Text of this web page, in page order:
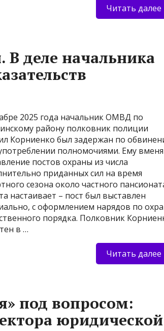
Читать далее
деле начальника
2025 года начальник ОМВД по
району полковник полиции
Корниенко был задержан по
полномочиями. Ему
постов охраны из числа
приданных сил на время
сезона около частного
настаивает – пост был выставлен
с оформлением нарядов по
порядка. Полковник
в …
Читать далее
под вопросом:
юридической